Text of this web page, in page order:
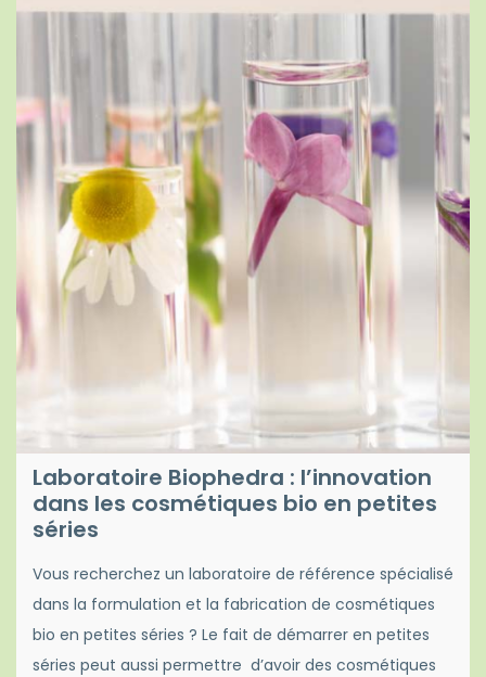
Laboratoire Biophedra : l’innovation
dans les cosmétiques bio en petites
séries
Vous recherchez un laboratoire de référence spécialisé
dans la formulation et la fabrication de cosmétiques
bio en petites séries ? Le fait de démarrer en petites
séries peut aussi permettre d’avoir des cosmétiques